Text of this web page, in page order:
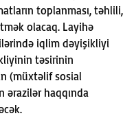
toplanması, təhlili,
ək olacaq. Layihə
ərində iqlim dəyişikliyi
təsirinin
(müxtəlif sosial
ərazilər haqqında
cək.